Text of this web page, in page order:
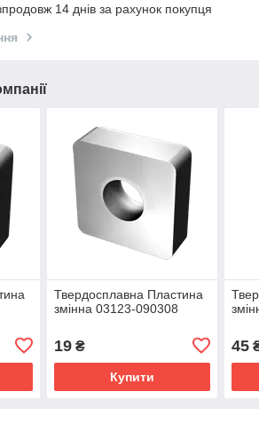
14 днів за рахунок покупця
Твердосплавна Пластина
змінна 03123-090308
19₴
Купити
45